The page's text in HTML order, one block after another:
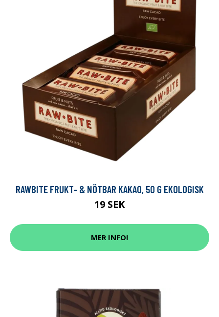
RAWBITE FRUKT- & NÖTBAR KAKAO, 50 G EKOLOGISK
19 SEK
MER INFO!